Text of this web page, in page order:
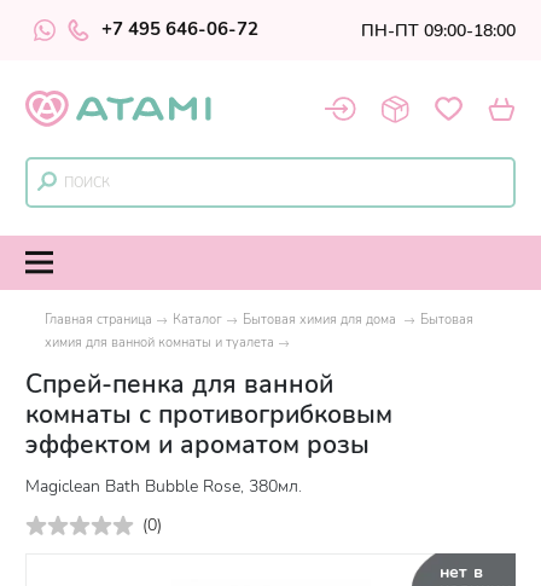
+7 495 646-06-72 ПН-ПТ 09:00-18:00
Главная страница Каталог Бытовая химия для дома
Бытовая
химия для ванной комнаты и туалета
Спрей-пенка для ванной
комнаты с противогрибковым
эффектом и ароматом розы
Magiclean Bath Bubble Rose, 380мл.
(0)
нет в